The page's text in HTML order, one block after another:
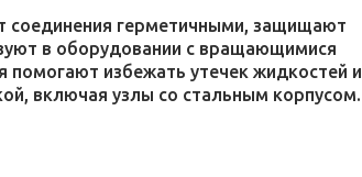
соединения герметичными, защищают
в оборудовании с вращающимися
избежать утечек жидкостей и
включая узлы со стальным корпусом.